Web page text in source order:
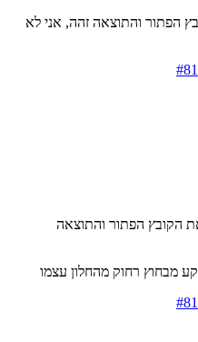
והתוצאה זהה, אני לא
הפתור והתוצאה
רחוק מהחלון עצמו